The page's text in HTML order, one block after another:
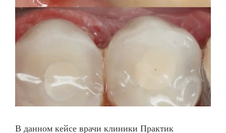
В данном кейсе врачи клиники Практик